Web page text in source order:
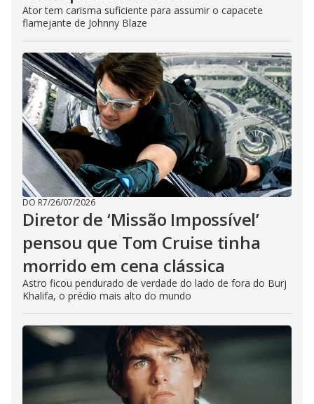
Ator tem carisma suficiente para assumir o capacete
flamejante de Johnny Blaze
DO R7/26/07/2026
Diretor de ‘Missão Impossível’
pensou que Tom Cruise tinha
morrido em cena clássica
Astro ficou pendurado de verdade do lado de fora do Burj
Khalifa, o prédio mais alto do mundo